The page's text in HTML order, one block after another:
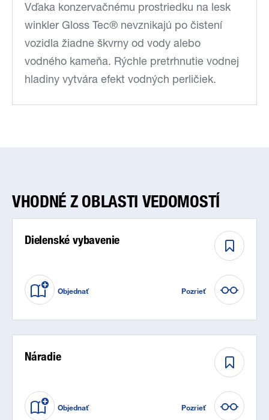
Vďaka konzervačnému prostriedku na lesk
winkler Gloss Tec® nevznikajú po čistení
vozidla žiadne škvrny od vody alebo
vodného kameňa. Rýchle pretrhnutie vodnej
hladiny vytvára efekt vodných perličiek.
VHODNÉ Z OBLASTI VEDOMOSTÍ
Dielenské vybavenie
Objednať Pozrieť
Náradie
Objednať Pozrieť